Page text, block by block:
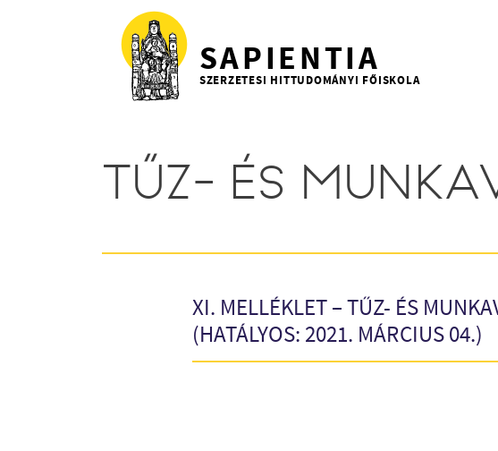
Ugrás a tartalomra
SAPIENTIA
SZERZETESI HITTUDOMÁNYI FŐISKOLA
TŰZ- ÉS
XI. MELLÉKLET – TŰZ- ÉS
(HATÁLYOS: 2021. MÁRCIUS 04.)